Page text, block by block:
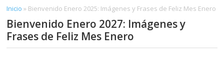
Inicio » Bienvenido Enero 2025: Imágenes y Frases de Feliz Mes Enero
Bienvenido Enero 2027: Imágenes y
Frases de Feliz Mes Enero